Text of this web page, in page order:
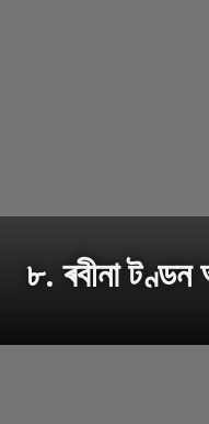
৮. ৰবীনা